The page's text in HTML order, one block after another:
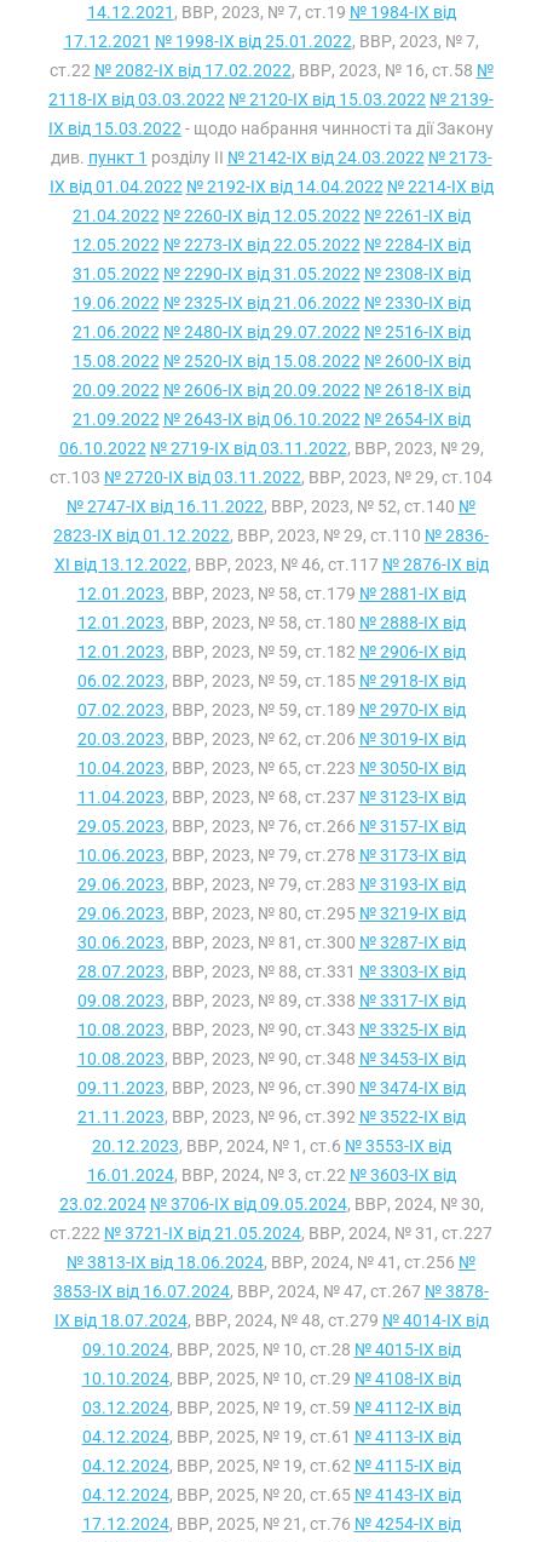
14.12.2021 , ВВР, 2023, № 7, ст.19 № 1984-IX від
17.12.2021 № 1998-IX від 25.01.2022, ВВР, 2023, № 7,
ст.22 № 2082-IX від 17.02.2022, ВВР, 2023, № 16, ст.58 №
2118-IX від 03.03.2022 № 2120-IX від 15.03.2022 № 2139-
IX від 15.03.2022 - щодо набрання чинності та дії Закону
див. пункт 1 розділу II № 2142-IX від 24.03.2022 № 2173-
IX від 01.04.2022 № 2192-IX від 14.04.2022 № 2214-IX від
21.04.2022 № 2260-IX від 12.05.2022 № 2261-IX від
12.05.2022 № 2273-IX від 22.05.2022 № 2284-IX від
31.05.2022 № 2290-IX від 31.05.2022 № 2308-IX від
19.06.2022 № 2325-IX від 21.06.2022 № 2330-IX від
21.06.2022 № 2480-IX від 29.07.2022 № 2516-IX від
15.08.2022 № 2520-IX від 15.08.2022 № 2600-IX від
20.09.2022 № 2606-IX від 20.09.2022 № 2618-IX від
21.09.2022 № 2643-IX від 06.10.2022 № 2654-IX від
06.10.2022 № 2719-IX від 03.11.2022, ВВР, 2023, № 29,
ст.103 № 2720-IX від 03.11.2022, ВВР, 2023, № 29, ст.104
№ 2747-IX від 16.11.2022, ВВР, 2023, № 52, ст.140 №
2823-IX від 01.12.2022, ВВР, 2023, № 29, ст.110 № 2836-
XI від 13.12.2022, ВВР, 2023, № 46, ст.117 № 2876-IX від
12.01.2023, ВВР, 2023, № 58, ст.179 № 2881-IX від
12.01.2023, ВВР, 2023, № 58, ст.180 № 2888-IX від
12.01.2023, ВВР, 2023, № 59, ст.182 № 2906-IX від
06.02.2023, ВВР, 2023, № 59, ст.185 № 2918-IX від
07.02.2023, ВВР, 2023, № 59, ст.189 № 2970-IX від
20.03.2023, ВВР, 2023, № 62, ст.206 № 3019-IX від
10.04.2023, ВВР, 2023, № 65, ст.223 № 3050-IX від
11.04.2023, ВВР, 2023, № 68, ст.237 № 3123-IX від
29.05.2023, ВВР, 2023, № 76, ст.266 № 3157-IX від
10.06.2023, ВВР, 2023, № 79, ст.278 № 3173-IX від
29.06.2023, ВВР, 2023, № 79, ст.283 № 3193-IX від
29.06.2023, ВВР, 2023, № 80, ст.295 № 3219-IX від
30.06.2023, ВВР, 2023, № 81, ст.300 № 3287-IX від
28.07.2023, ВВР, 2023, № 88, ст.331 № 3303-IX від
09.08.2023, ВВР, 2023, № 89, ст.338 № 3317-IX від
10.08.2023, ВВР, 2023, № 90, ст.343 № 3325-IX від
10.08.2023, ВВР, 2023, № 90, ст.348 № 3453-IX від
09.11.2023, ВВР, 2023, № 96, ст.390 № 3474-IX від
21.11.2023, ВВР, 2023, № 96, ст.392 № 3522-IX від
20.12.2023, ВВР, 2024, № 1, ст.6 № 3553-IX від
16.01.2024, ВВР, 2024, № 3, ст.22 № 3603-IX від
23.02.2024 № 3706-IX від 09.05.2024, ВВР, 2024, № 30,
ст.222 № 3721-IX від 21.05.2024, ВВР, 2024, № 31, ст.227
№ 3813-IX від 18.06.2024, ВВР, 2024, № 41, ст.256 №
3853-IX від 16.07.2024, ВВР, 2024, № 47, ст.267 № 3878-
IX від 18.07.2024, ВВР, 2024, № 48, ст.279 № 4014-IX від
09.10.2024, ВВР, 2025, № 10, ст.28 № 4015-IX від
10.10.2024, ВВР, 2025, № 10, ст.29 № 4108-IX від
03.12.2024, ВВР, 2025, № 19, ст.59 № 4112-IX від
04.12.2024, ВВР, 2025, № 19, ст.61 № 4113-IX від
04.12.2024, ВВР, 2025, № 19, ст.62 № 4115-IX від
04.12.2024, ВВР, 2025, № 20, ст.65 № 4143-IX від
17.12.2024, ВВР, 2025, № 21, ст.76 № 4254-IX від